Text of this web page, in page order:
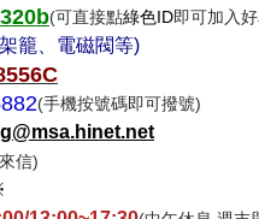
(可直接點綠色ID即可加入
籠、電磁閥等)
(手機按號碼即可撥號)
信)